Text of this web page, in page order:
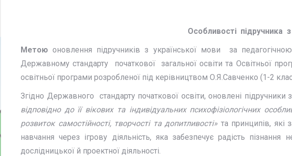
Особливості підручника
Метою оновлення підручників з української мови за
Державному стандарту початкової загальної освіти та Освітньої
освітньої програми розробленої під керівництвом О.Я.Савченко (1-2
Згідно Державного стандарту початкової освіти, оновлені
відповідно до її вікових та індивідуальних психофізіологічних
розвиток самостійності, творчості та допитливості» та принципів, які
навчання через ігрову діяльність, яка забезпечує радість
дослідницької й проектної діяльності.